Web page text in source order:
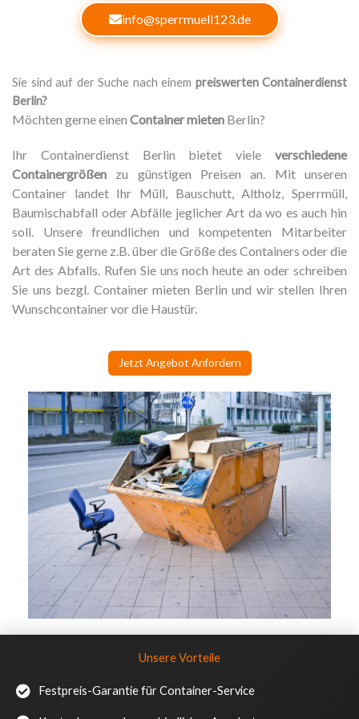
info@sperrmuell123.de
Sie sind auf der Suche nach einem preiswerten Containerdienst
Berlin?
Möchten gerne einen Container mieten Berlin?
Ihr Containerdienst Berlin bietet viele verschiedene
Containergrößen zu günstigen Preisen an. Mit unseren
Container landet Ihr Müll, Bauschutt, Altholz, Sperrmüll,
Baumischabfall oder Abfälle jeglicher Art da wo es auch hin
soll. Unsere freundlichen und kompetenten Mitarbeiter
beraten Sie gerne z.B. über die Größe des Containers oder die
Art des Abfalls. Rufen Sie uns noch heute an oder schreiben
Sie uns bezgl. Container mieten Berlin und wir stellen Ihren
Wunschcontainer vor die Haustür.
Jetzt Angebot Anfordern
Unsere Vorteile
Festpreis-Garantie für Container-Service